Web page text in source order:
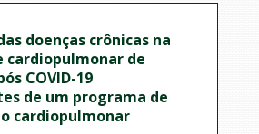
doenças crônicas na
cardiopulmonar de
COVID-19
de um programa de
cardiopulmonar